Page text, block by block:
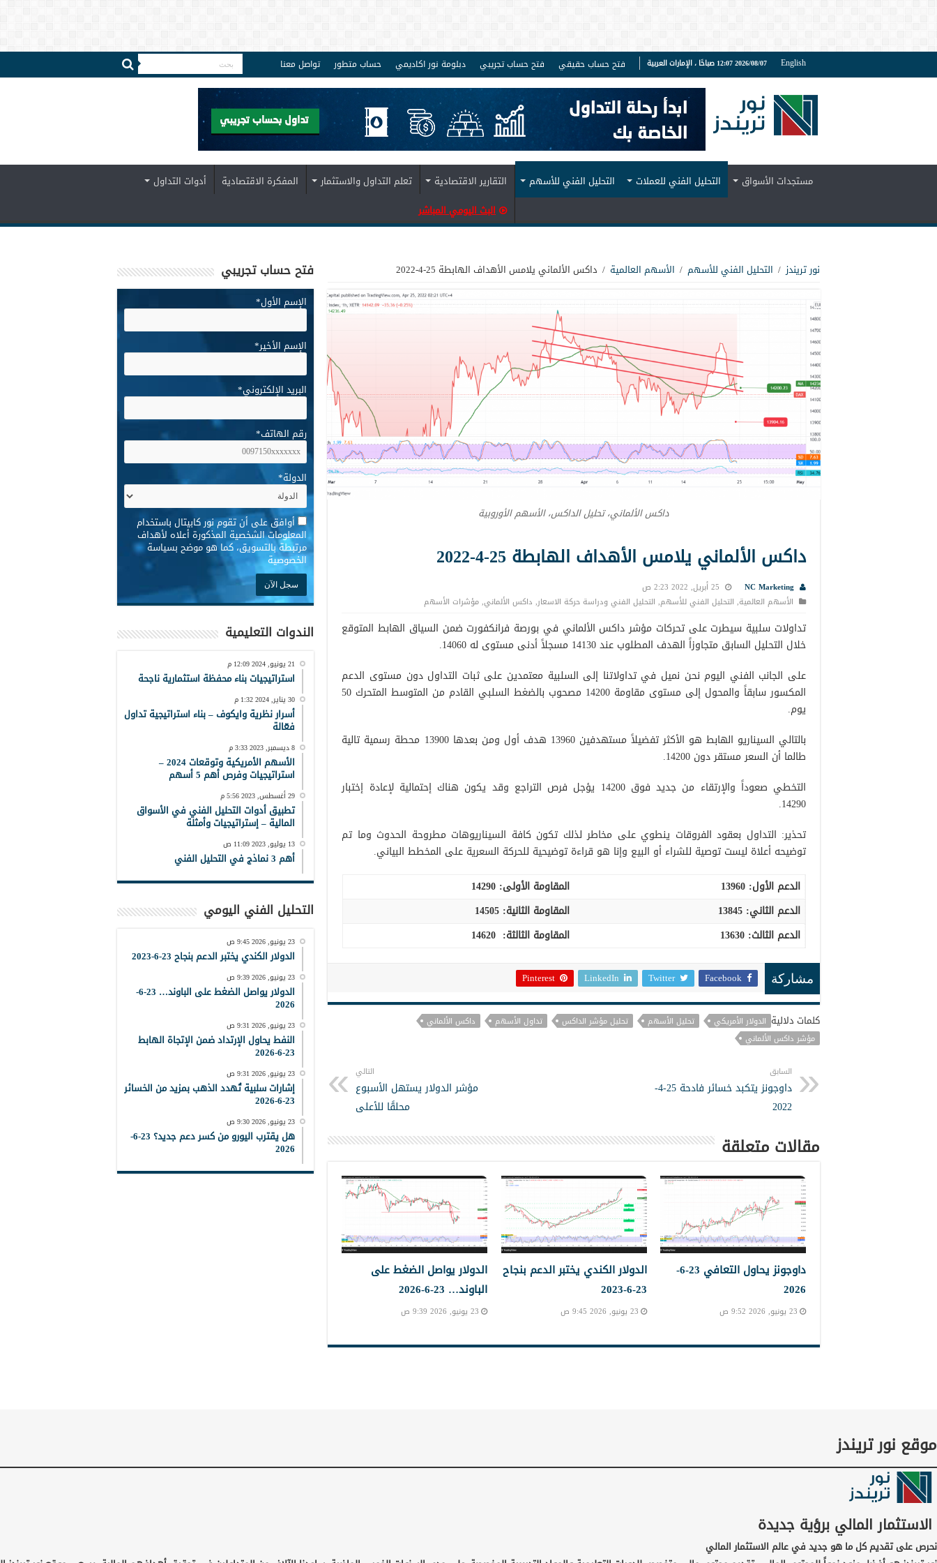
English 2026/08/07 12:07 صباحًا ، الإمارات العربية فتح حساب حقيقي فتح حساب تجريبي دبلومة نور اكاديمي حساب متطور تواصل معنا
مستجدات الأسواق التحليل الفني للعملات التحليل الفني للأسهم التقارير الاقتصادية تعلم التداول والاستثمار المفكرة الاقتصادية
أدوات التداول
البث اليومي المباشر
نور تريندز / التحليل الفني للأسهم / الأسهم العالمية / داكس الألماني يلامس الأهداف الهابطة 25-4-2022
داكس الألماني، تحليل الداكس، الأسهم الأوروبية
داكس الألماني يلامس الأهداف الهابطة 25-4-2022
NC Marketing
25 أبريل, 2022 2:23 ص
الأسهم العالمية, التحليل الفني للأسهم, التحليل الفني ودراسة حركة الاسعار, داكس الألماني,مؤشرات الأسهم
تداولات سلبية سيطرت على تحركات مؤشر داكس الألماني في بورصة فرانكفورت ضمن السياق الهابط المتوقع
خلال التحليل السابق متجاوزاً الهدف المطلوب عند 14130 مسجلاً أدنى مستوى له 14060.
على الجانب الفني اليوم نحن نميل في تداولاتنا إلى السلبية معتمدين على ثبات التداول دون مستوى الدعم
المكسور سابقاً والمحول إلى مستوى مقاومة 14200 مصحوب بالضغط السلبي القادم من المتوسط المتحرك 50
يوم.
بالتالي السيناريو الهابط هو الأكثر تفضيلاً مستهدفين 13960 هدف أول ومن بعدها 13900 محطة رسمية تالية
طالما أن السعر مستقر دون 14200.
التخطي صعوداً والإرتقاء من جديد فوق 14200 يؤجل فرص التراجع وقد يكون هناك إحتمالية لإعادة إختبار
14290.
تحذير: التداول بعقود الفروقات ينطوي على مخاطر لذلك تكون كافة السيناريوهات مطروحة الحدوث وما تم
توضيحه أعلاة ليست توصية للشراء أو البيع وإنا هو قراءة توضيحية للحركة السعرية على المخطط البياني.
الدعم الأول: 13960 المقاومة الأولى: 14290
الدعم الثاني: 13845 المقاومة الثانية: 14505
الدعم الثالث: المقاومة الثالثة: 14620
مشاركة Facebook
Twitter
LinkedIn
Pinterest
كلمات دلالية الدولار الأمريكي تحليل الأسهم تحليل مؤشر الداكس تداول الأسهم
داكس الألماني
مؤشر داكس الألماني
السابق
داوجونز يتكبد خسائر فادحة 25-4-
2022
التالي
مؤشر الدولار يستهل الأسبوع
محلقًا للأعلى
مقالات متعلقة
داوجونز يحاول التعافي 23-6-
2026
23 يونيو, 2026 9:52 ص
الدولار الكندي يختبر الدعم بنجاح
23-6-2023
23 يونيو, 2026 9:45 ص
الدولار يواصل الضغط على
الباوند… 23-6-2026
23 يونيو, 2026 9:39 ص
فتح حساب تجريبي
الإسم الأول*
الإسم الأخير*
البريد الإلكتروني*
رقم الهاتف*
الدولة*
* أوافق على أن تقوم نور كابيتال باستخدام
المعلومات الشخصية المذكورة أعلاه لأهداف
مرتبطة بالتسويق، كما هو موضح بسياسة
الخصوصية
الندوات التعليمية
21 يونيو, 2024 12:09 م
استراتيجيات بناء محفظة استثمارية ناجحة
30 يناير, 2024 1:32 م
أسرار نظرية وايكوف – بناء استراتيجية تداول
فعّالة
8 ديسمبر, 2023 3:33 م
الأسهم الأمريكية وتوقعات 2024 –
استراتيجيات وفرص أهم 5 أسهم
29 أغسطس, 2023 5:56 م
تطبيق أدوات التحليل الفني في الأسواق
المالية – إستراتيجيات وأمثلة
13 يوليو, 2023 11:09 ص
أهم 3 نماذج في التحليل الفني
التحليل الفني اليومي
23 يونيو, 2026 9:45 ص
الدولار الكندي يختبر الدعم بنجاح 23-6-2023
23 يونيو, 2026 9:39 ص
الدولار يواصل الضغط على الباوند… 23-6-
2026
23 يونيو, 2026 9:31 ص
النفط يحاول الإرتداد ضمن الإتجاة الهابط
23-6-2026
23 يونيو, 2026 9:31 ص
إشارات سلبية تُهدد الذهب بمزيد من الخسائر
23-6-2026
23 يونيو, 2026 9:30 ص
هل يقترب اليورو من كسر دعم جديد؟ 23-6-
2026
موقع نور تريندز
الاستثمار المالي برؤية جديدة
نحرص على تقديم كل ما هو جديد في عالم الاستثمار المالي